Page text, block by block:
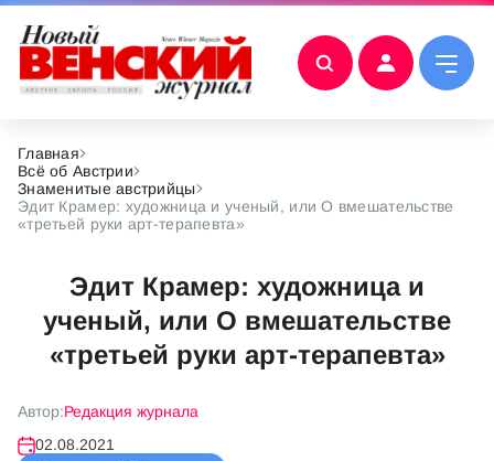
Главная
Всё об Австрии
Знаменитые австрийцы
Эдит Крамер: художница и ученый, или О вмешательстве
«третьей руки арт-терапевта»
Эдит Крамер: художница и
ученый, или О вмешательстве
«третьей руки арт-терапевта»
Автор:Редакция журнала
02.08.2021